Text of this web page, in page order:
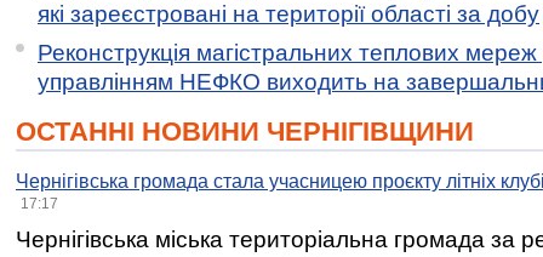
які зареєстровані на території області за добу
Реконструкція магістральних теплових мереж
управлінням НЕФКО виходить на
ОСТАННІ НОВИНИ ЧЕРНІГІВЩИНИ
Чернігівська громада стала учасницею проєкту літніх
17:17
Чернігівська міська територіальна громада за